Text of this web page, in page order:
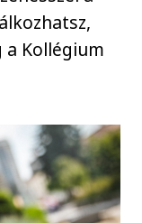
a Kollégium